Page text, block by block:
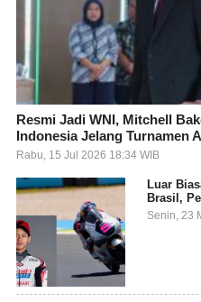
Resmi Jadi WNI, Mitchell
Indonesia Jelang Turnamen
Rabu, 15 Jul 2026 18:34 WIB
Luar
Brasil,
Grand
Senin, 23